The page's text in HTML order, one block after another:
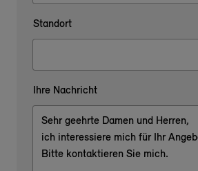
Standort
Ihre Nachricht